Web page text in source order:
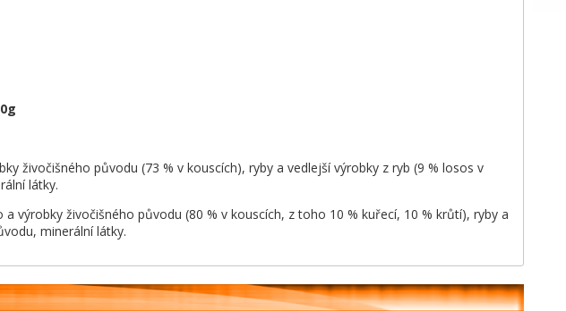
živočišného původu (73 % v kouscích), ryby a vedlejší výrobky z ryb (9 % losos v
látky.
výrobky živočišného původu (80 % v kouscích, z toho 10 % kuřecí, 10 % krůtí), ryby a
minerální látky.